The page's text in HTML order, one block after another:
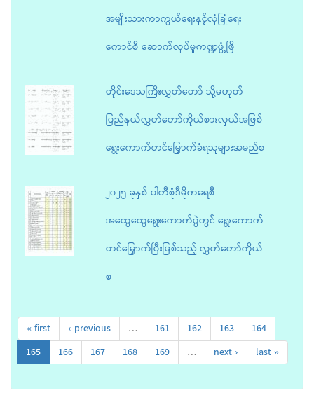
အမျိုးသားကာကွယ်ရေးနှင့်လုံခြုံရေး
ကောင်စီ ဆောက်လုပ်မှုကဏ္ဍဖွံ့ဖြိ
တိုင်းဒေသကြီးလွှတ်တော် သို့မဟုတ်
ပြည်နယ်လွှတ်တော်ကိုယ်စားလှယ်အဖြစ်
ရွေးကောက်တင်မြှောက်ခံရသူများအမည်စ
၂၀၂၅ ခုနှစ် ပါတီစုံဒီမိုကရေစီ
အထွေထွေရွေးကောက်ပွဲတွင် ရွေးကောက်
တင်မြှောက်ပြီးဖြစ်သည့် လွှတ်တော်ကိုယ်
စ
« first ‹ previous … 161 162 163
164
165
166 167 168 169 … next › last »